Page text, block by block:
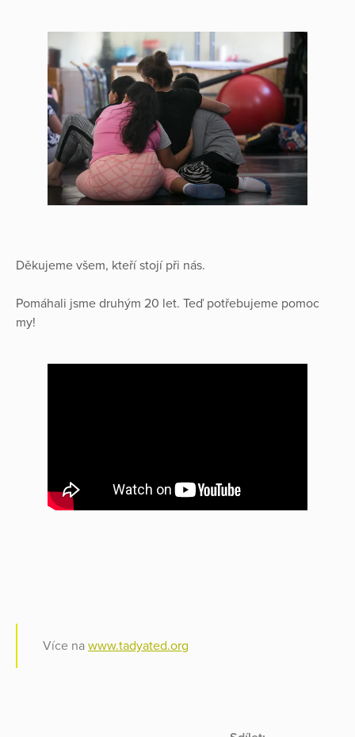
Děkujeme všem, kteří stojí při nás.
Pomáhali jsme druhým 20 let. Teď potřebujeme pomoc
my!
Více na www.tadyated.org